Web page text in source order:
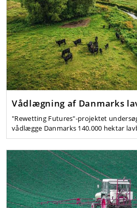
Vådlægning af Danmarks
"Rewetting Futures"-projektet
vådlægge Danmarks 140.000 hektar